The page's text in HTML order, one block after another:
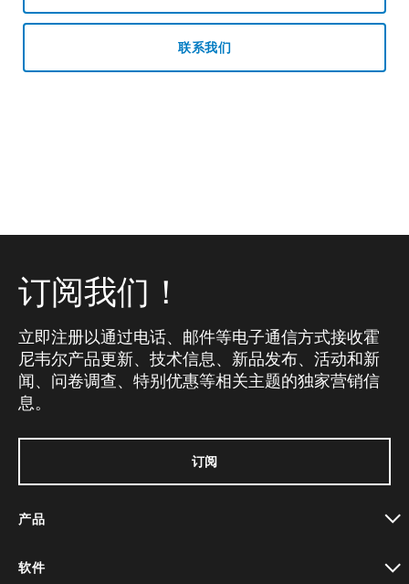
联系我们
订阅我们！
立即注册以通过电话、邮件等电子通信方式接收霍
尼韦尔产品更新、技术信息、新品发布、活动和新
闻、问卷调查、特别优惠等相关主题的独家营销信
息。
订阅
产品
软件